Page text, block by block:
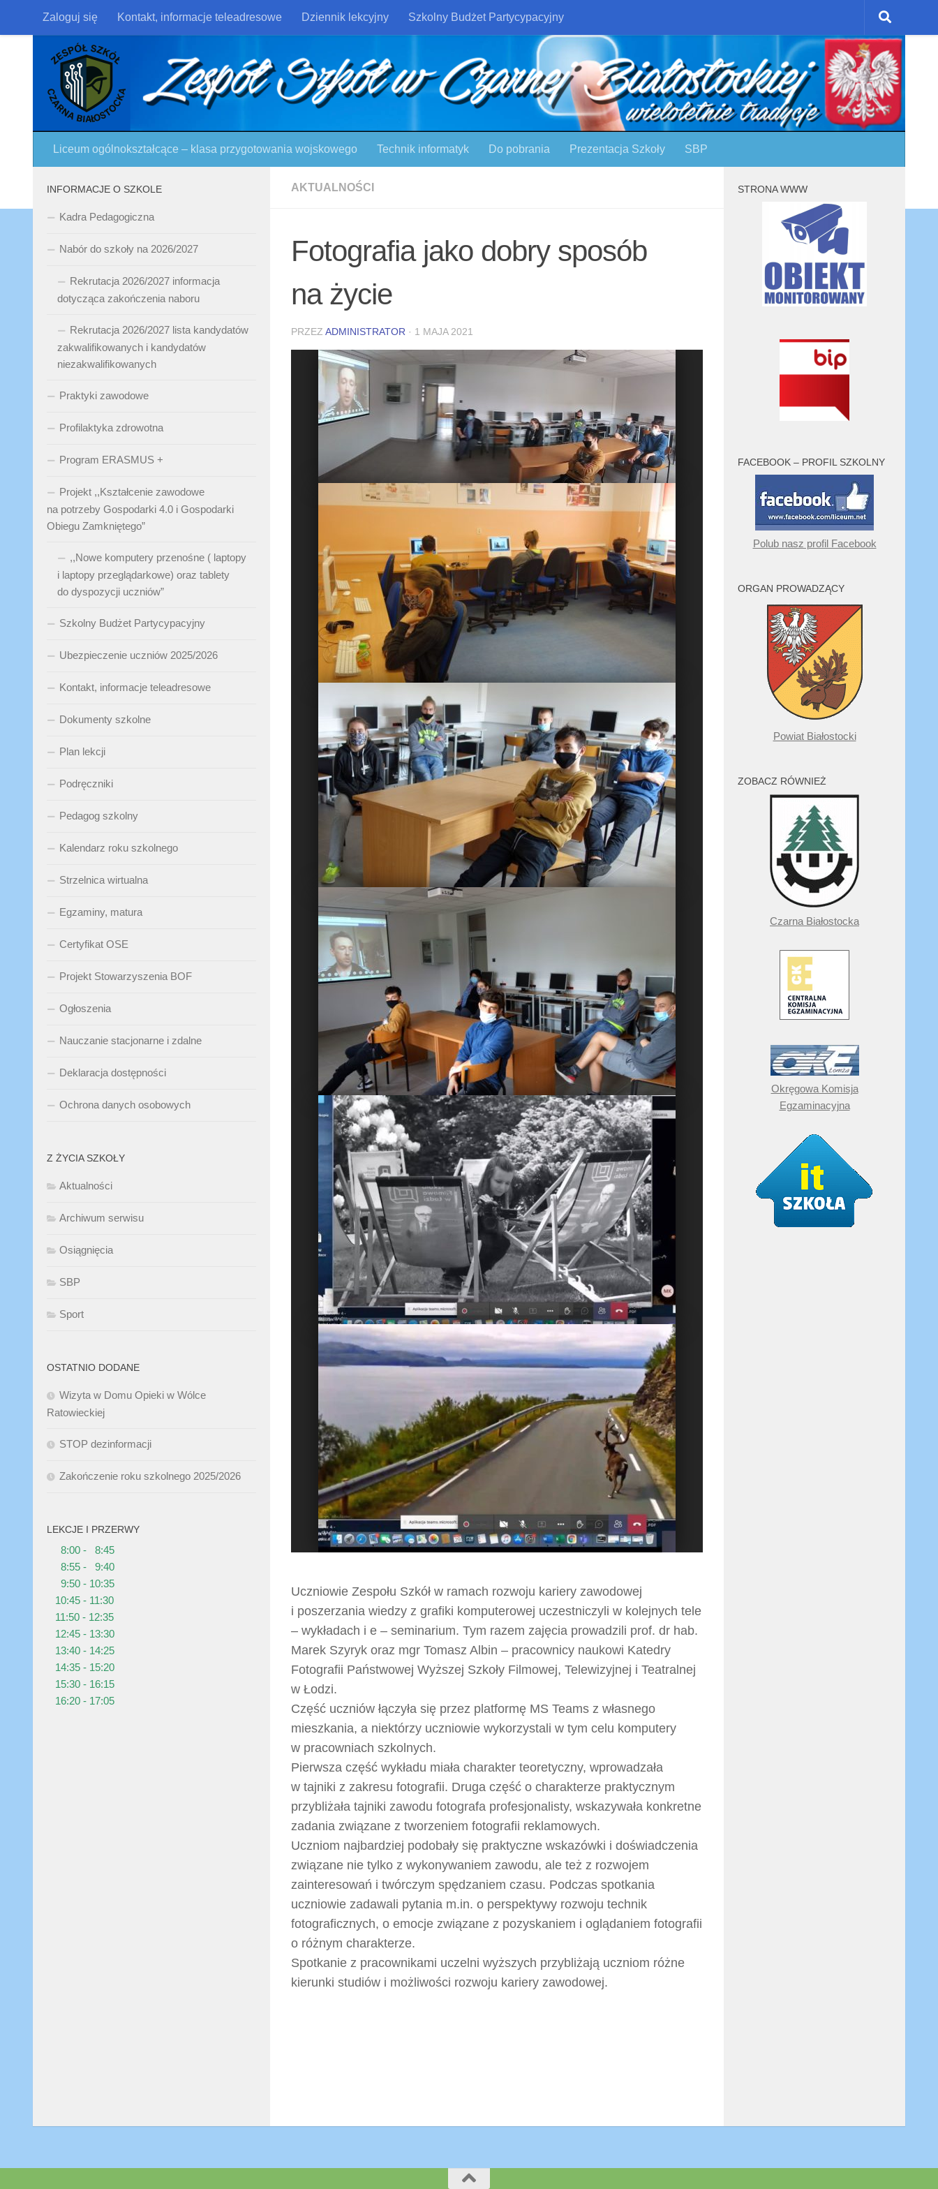
Skip to content
Zaloguj się Kontakt, informacje teleadresowe Dziennik lekcyjny Szkolny Budżet Partycypacyjny
Liceum ogólnokształcące – klasa przygotowania wojskowego Technik informatyk Do pobrania Prezentacja Szkoły SBP
AKTUALNOŚCI
Fotografia jako dobry sposób
na życie
PRZEZ ADMINISTRATOR · 1 MAJA 2021
Uczniowie Zespołu Szkół w ramach rozwoju kariery zawodowej
i poszerzania wiedzy z grafiki komputerowej uczestniczyli w kolejnych tele
– wykładach i e – seminarium. Tym razem zajęcia prowadzili prof. dr hab.
Marek Szyryk oraz mgr Tomasz Albin – pracownicy naukowi Katedry
Fotografii Państwowej Wyższej Szkoły Filmowej, Telewizyjnej i Teatralnej
w Łodzi.
Część uczniów łączyła się przez platformę MS Teams z własnego
mieszkania, a niektórzy uczniowie wykorzystali w tym celu komputery
w pracowniach szkolnych.
Pierwsza część wykładu miała charakter teoretyczny, wprowadzała
w tajniki z zakresu fotografii. Druga część o charakterze praktycznym
przybliżała tajniki zawodu fotografa profesjonalisty, wskazywała konkretne
zadania związane z tworzeniem fotografii reklamowych.
Uczniom najbardziej podobały się praktyczne wskazówki i doświadczenia
związane nie tylko z wykonywaniem zawodu, ale też z rozwojem
zainteresowań i twórczym spędzaniem czasu. Podczas spotkania
uczniowie zadawali pytania m.in. o perspektywy rozwoju technik
fotograficznych, o emocje związane z pozyskaniem i oglądaniem fotografii
o różnym charakterze.
Spotkanie z pracownikami uczelni wyższych przybliżają uczniom różne
kierunki studiów i możliwości rozwoju kariery zawodowej.
INFORMACJE O SZKOLE
Kadra Pedagogiczna
Nabór do szkoły na 2026/2027
Rekrutacja 2026/2027 informacja
dotycząca zakończenia naboru
Rekrutacja 2026/2027 lista kandydatów
zakwalifikowanych i kandydatów
niezakwalifikowanych
Praktyki zawodowe
Profilaktyka zdrowotna
Program ERASMUS +
Projekt ,,Kształcenie zawodowe
na potrzeby Gospodarki 4.0 i Gospodarki
Obiegu Zamkniętego”
,,Nowe komputery przenośne ( laptopy
i laptopy przeglądarkowe) oraz tablety
do dyspozycji uczniów”
Szkolny Budżet Partycypacyjny
Ubezpieczenie uczniów 2025/2026
Kontakt, informacje teleadresowe
Dokumenty szkolne
Plan lekcji
Podręczniki
Pedagog szkolny
Kalendarz roku szkolnego
Strzelnica wirtualna
Egzaminy, matura
Certyfikat OSE
Projekt Stowarzyszenia BOF
Ogłoszenia
Nauczanie stacjonarne i zdalne
Deklaracja dostępności
Ochrona danych osobowych
Z ŻYCIA SZKOŁY
Aktualności
Archiwum serwisu
Osiągnięcia
SBP
Sport
OSTATNIO DODANE
Wizyta w Domu Opieki w Wólce
Ratowieckiej
STOP dezinformacji
Zakończenie roku szkolnego 2025/2026
LEKCJE I PRZERWY
8:00 - 8:45
8:55 - 9:40
9:50 - 10:35
10:45 - 11:30
11:50 - 12:35
12:45 - 13:30
13:40 - 14:25
14:35 - 15:20
15:30 - 16:15
16:20 - 17:05
STRONA WWW
FACEBOOK – PROFIL SZKOLNY
Polub nasz profil Facebook
ORGAN PROWADZĄCY
Powiat Białostocki
ZOBACZ RÓWNIEŻ
Czarna Białostocka
Okręgowa Komisja
Egzaminacyjna